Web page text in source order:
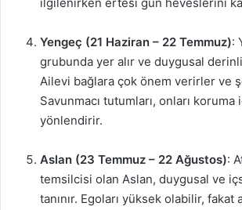
Yengeç (21 Haziran – 22 Temmuz):
grubunda yer alır ve duygusal
Ailevi bağlara çok önem verirler ve
Savunmacı tutumları, onları
yönlendirir.
Aslan (23 Temmuz – 22 Ağustos):
temsilcisi olan Aslan, duygusal ve
tanınır. Egoları yüksek olabilir, fakat